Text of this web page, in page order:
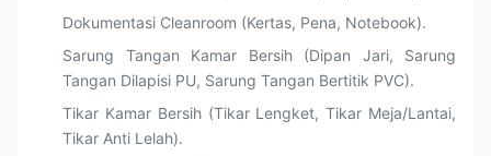
Dokumentasi Cleanroom (Kertas, Pena, Notebook).
Sarung Tangan Kamar Bersih (Dipan Jari, Sarung
Tangan Dilapisi PU, Sarung Tangan Bertitik PVC).
Tikar Kamar Bersih (Tikar Lengket, Tikar Meja/Lantai,
Tikar Anti Lelah).